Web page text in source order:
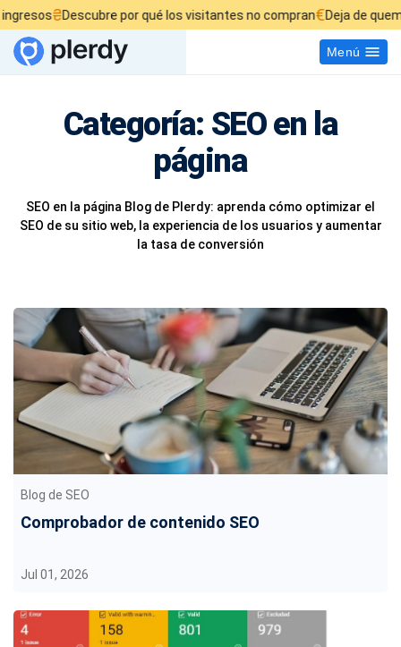
₴Descubre por qué los visitantes no compran€Deja de quemar tu
Menú
Categoría: SEO en la
página
SEO en la página Blog de Plerdy: aprenda cómo optimizar el
SEO de su sitio web, la experiencia de los usuarios y aumentar
la tasa de conversión
Blog de SEO
Comprobador de contenido SEO
Jul 01, 2026